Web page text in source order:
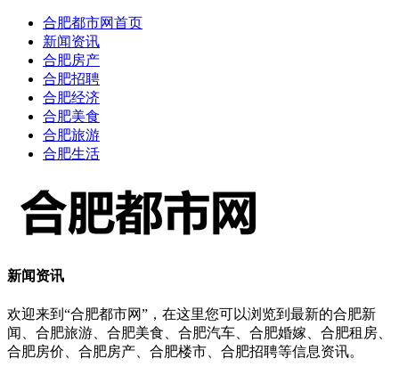
合肥都市网首页
新闻资讯
合肥房产
合肥招聘
合肥经济
合肥美食
合肥旅游
合肥生活
新闻资讯
欢迎来到“合肥都市网”，在这里您可以浏览到最新的合肥新
闻、合肥旅游、合肥美食、合肥汽车、合肥婚嫁、合肥租房、
合肥房价、合肥房产、合肥楼市、合肥招聘等信息资讯。